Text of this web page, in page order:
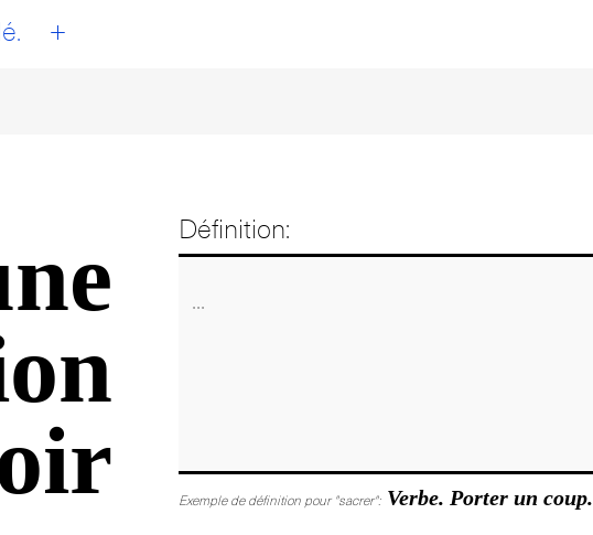
+
Définition:
Exemple de définition pour "sacrer": Verbe. Porter un coup.